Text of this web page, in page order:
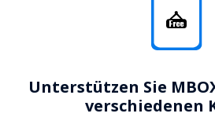
Unterstützen Sie
verschiedenen